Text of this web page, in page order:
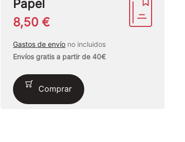
Papel
8,50 €
Gastos de envío no incluidos
Envíos gratis a partir de 40€
Comprar